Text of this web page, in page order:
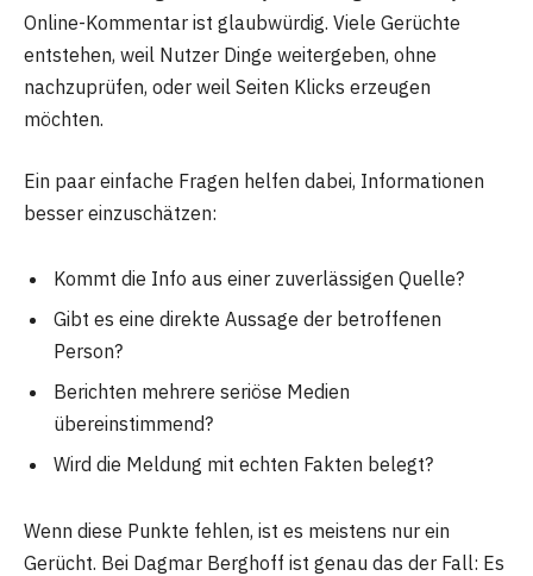
Online-Kommentar ist glaubwürdig. Viele Gerüchte
entstehen, weil Nutzer Dinge weitergeben, ohne
nachzuprüfen, oder weil Seiten Klicks erzeugen
möchten.
Ein paar einfache Fragen helfen dabei, Informationen
besser einzuschätzen:
Kommt die Info aus einer zuverlässigen Quelle?
Gibt es eine direkte Aussage der betroffenen
Person?
Berichten mehrere seriöse Medien
übereinstimmend?
Wird die Meldung mit echten Fakten belegt?
Wenn diese Punkte fehlen, ist es meistens nur ein
Gerücht. Bei Dagmar Berghoff ist genau das der Fall: Es